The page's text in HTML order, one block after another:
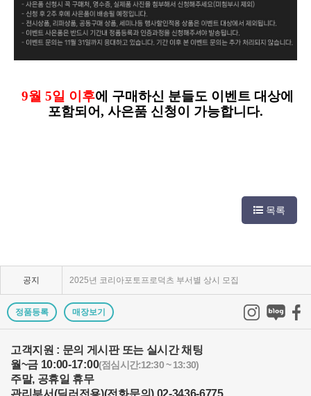
9월 5일 이후에 구매하신 분들도 이벤트 대상에
포함되어, 사은품 신청이 가능합니다.
목록
공지
제1회 티티아티산 사진공모전 결과발표
KPP 쇼룸 오픈! 다양한 제품을 체험하고 구매하세요..
2024 레오포토 부산 세미나 경품추첨 당첨자 발표
정품등록 매장보기
고객지원 : 문의 게시판 또는 실시간 채팅
월~금 10:00-17:00(점심시간:12:30 ~ 13:30)
주말, 공휴일 휴무
관리부서(딜러전용)(전화문의) 02-3436-6775